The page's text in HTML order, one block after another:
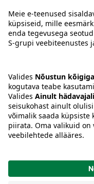
Tingimused
Keel:ETENRU